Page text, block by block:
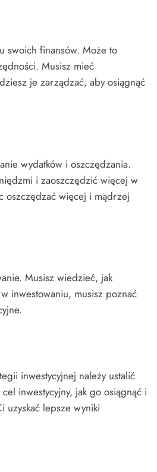
swoich finansów. Może to
Musisz mieć
je zarządzać, aby osiągnąć
wydatków i oszczędzania.
i zaoszczędzić więcej w
oszczędzać więcej i mądrzej
Musisz wiedzieć, jak
inwestowaniu, musisz poznać
inwestycyjnej należy ustalić
inwestycyjny, jak go osiągnąć i
uzyskać lepsze wyniki